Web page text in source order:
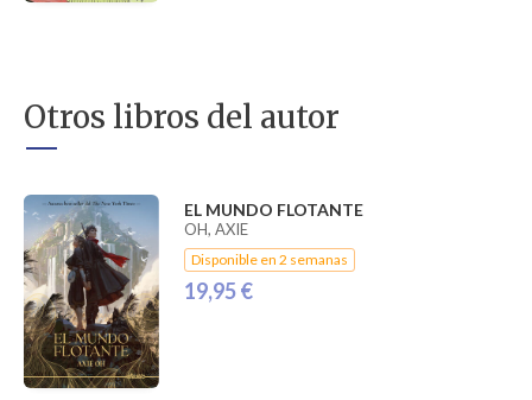
Otros libros del autor
EL MUNDO FLOTANTE
OH, AXIE
Disponible en 2 semanas
19,95 €